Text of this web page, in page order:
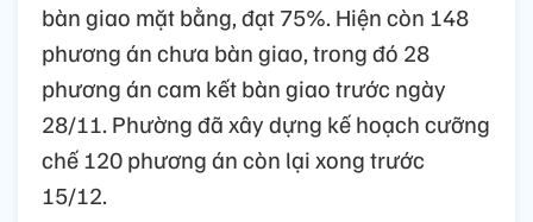
bàn giao mặt bằng, đạt 75%. Hiện còn 148
phương án chưa bàn giao, trong đó 28
phương án cam kết bàn giao trước ngày
28/11. Phường đã xây dựng kế hoạch cưỡng
chế 120 phương án còn lại xong trước
15/12.